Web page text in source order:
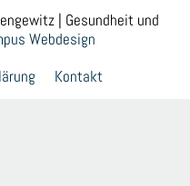
| Gesundheit und
Webdesign
Kontakt